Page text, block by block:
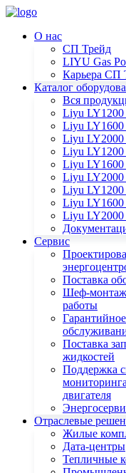
О нас
СП Трейд
LIYU Gas
Карьера СП
Каталог
Вся
Liyu
Liyu
Liyu
Liyu LY1200
Liyu LY1600
Liyu LY2000
Liyu LY1200
Liyu LY1600
Liyu LY2000
Сервис
Поставка
Шеф-
работы
Поставка
жидкостей
Поддержка
двигателя
Отраслевые
Жилые
Дата-центры
Тепличные